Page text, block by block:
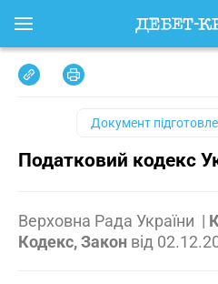
Документ
Податковий кодекс
Верховна Рада України |
Кодекс, Закон від